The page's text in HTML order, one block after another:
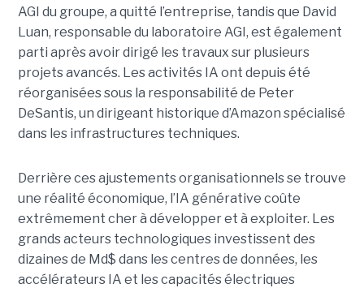
AGI du groupe, a quitté l’entreprise, tandis que David
Luan, responsable du laboratoire AGI, est également
parti après avoir dirigé les travaux sur plusieurs
projets avancés. Les activités IA ont depuis été
réorganisées sous la responsabilité de Peter
DeSantis, un dirigeant historique d’Amazon spécialisé
dans les infrastructures techniques.
Derrière ces ajustements organisationnels se trouve
une réalité économique, l’IA générative coûte
extrêmement cher à développer et à exploiter. Les
grands acteurs technologiques investissent des
dizaines de Md$ dans les centres de données, les
accélérateurs IA et les capacités électriques